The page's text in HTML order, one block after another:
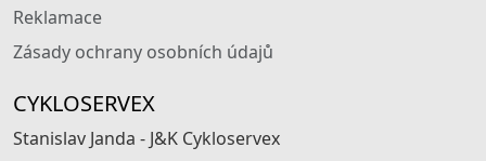
Reklamace
Zásady ochrany osobních údajů
CYKLOSERVEX
Stanislav Janda - J&K Cykloservex